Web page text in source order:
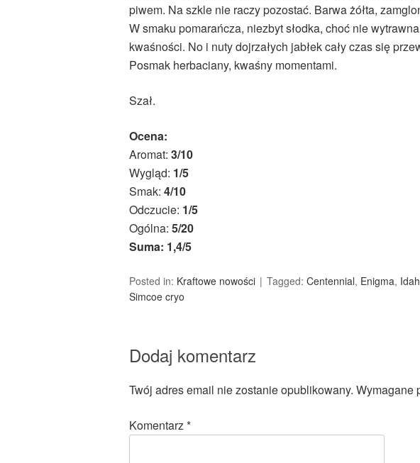
piwem. Na szkle nie raczy pozostać. Barwa żółta,
W smaku pomarańcza, niezbyt słodka, choć nie
kwaśności. No i nuty dojrzałych jabłek cały czas się
Posmak herbaciany, kwaśny momentami.
Szał.
Ocena:
Aromat: 3/10
Wygląd: 1/5
Smak: 4/10
Odczucie: 1/5
Ogólna: 5/20
Suma: 1,4/5
Posted in: Kraftowe nowości Tagged: Centennial, Enigma,
Simcoe cryo
Dodaj komentarz
Twój adres email nie zostanie opublikowany. Wymagane
Komentarz*